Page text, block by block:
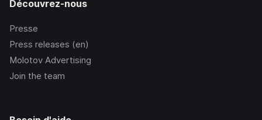
Découvrez-nous
Presse
Press releases (en)
Molotov Advertising
Join the team